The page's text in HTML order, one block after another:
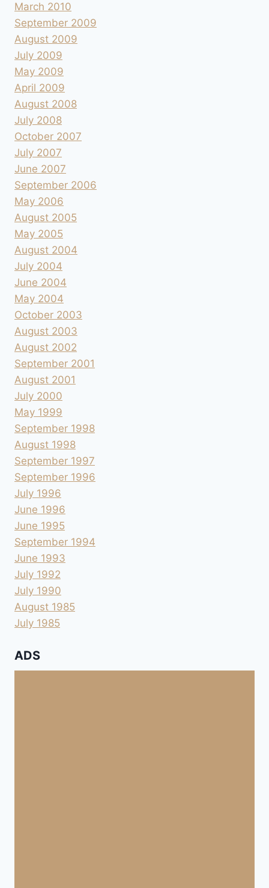
March 2010
September 2009
August 2009
July 2009
May 2009
April 2009
August 2008
July 2008
October 2007
July 2007
June 2007
September 2006
May 2006
August 2005
May 2005
August 2004
July 2004
June 2004
May 2004
October 2003
August 2003
August 2002
September 2001
August 2001
July 2000
May 1999
September 1998
August 1998
September 1997
September 1996
July 1996
June 1996
June 1995
September 1994
June 1993
July 1992
July 1990
August 1985
July 1985
ADS